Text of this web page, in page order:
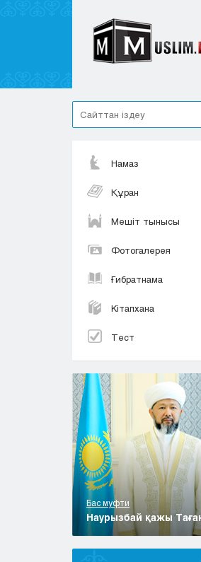
Намаз
Құран
Мешіт тынысы
Фотогалерея
Ғибратнама
Кітапхана
Тест
Бас муфти
Наурызбай қажы